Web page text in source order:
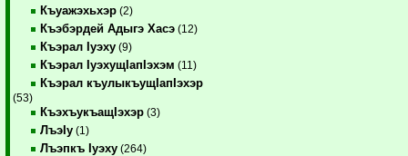
Къуажэхьхэр (2)
Къэбэрдей Адыгэ Хасэ (12)
Къэрал Iуэху (9)
Къэрал IуэхущIапIэхэм (11)
Къэрал къулыкъущIапIэхэр
(53)
КъэхъукъащIэхэр (3)
ЛъэIу (1)
Лъэпкъ Iуэху (264)